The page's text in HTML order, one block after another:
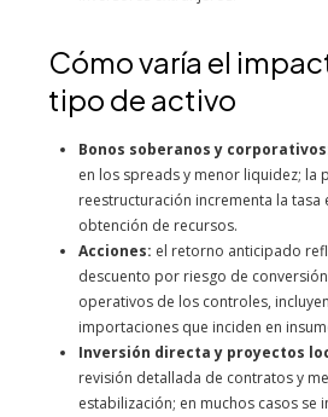
Cómo varía el
tipo de activo
Bonos soberanos y
en los spreads y menor liquidez; la
reestructuración incrementa la tasa
obtención de recursos.
Acciones: el retorno anticipado
descuento por riesgo de
operativos de los controles,
importaciones que inciden en
Inversión directa y proyectos
revisión detallada de contratos y
estabilización; en muchos casos se